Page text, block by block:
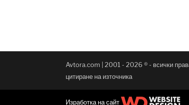
Avtora.com | 2001 - 2026 ® - всички
цитиране на източника
Изработка на сайт